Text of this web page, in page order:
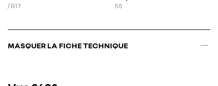
MASQUER LA FICHE TECHNIQUE
/ R17 55